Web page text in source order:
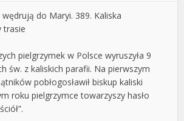
do Maryi. 389. Kaliska
trasie
pielgrzymek w Polsce wyruszyła 9
św. z kaliskich parafii. Na pierwszym
pobłogosławił biskup kaliski
roku pielgrzymce towarzyszy hasło